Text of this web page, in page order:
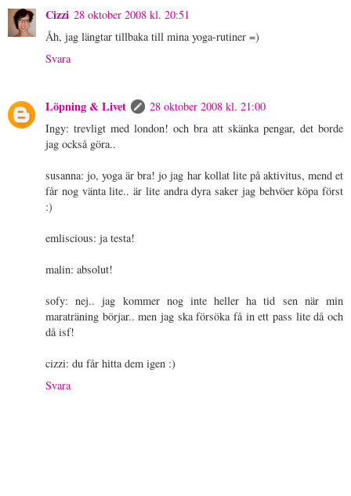
Cizzi 28 oktober 2008 kl. 20:51
Åh, jag längtar tillbaka till mina yoga-rutiner =)
Svara
Löpning & Livet
28 oktober 2008 kl. 21:00
Ingy: trevligt med london! och bra att skänka pengar, det borde
jag också göra..
susanna: jo, yoga är bra! jo jag har kollat lite på aktivitus, mend et
får nog vänta lite.. är lite andra dyra saker jag behvöer köpa först
:)
emliscious: ja testa!
malin: absolut!
sofy: nej.. jag kommer nog inte heller ha tid sen när min
maraträning börjar.. men jag ska försöka få in ett pass lite då och
då isf!
cizzi: du får hitta dem igen :)
Svara